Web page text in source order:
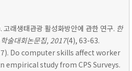
래생태관광 활성화방안에 관한 연구. 한
술대회논문집, 2017(4), 63-63.
Do computer skills affect worker
empirical study from CPS Surveys.